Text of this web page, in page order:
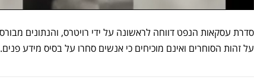
על זהות הסוחרים ואינם מוכיחים כי אנשים סחרו על בסיס מידע פנים.